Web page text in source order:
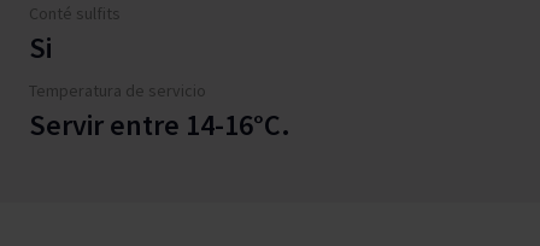
Conté sulfits
Si
Temperatura de servicio
Servir entre 14-16°C.